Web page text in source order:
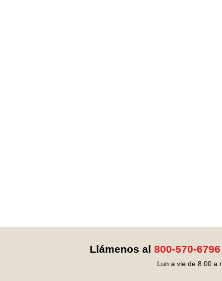
Llámenos al 800-570-6796
Lun a vie de 8:00